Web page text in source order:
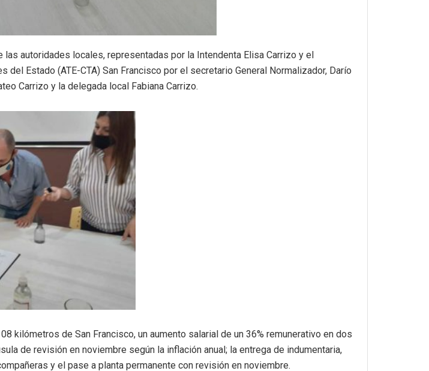
autoridades locales, representadas por la Intendenta Elisa Carrizo y el
Estado (ATE-CTA) San Francisco por el secretario General Normalizador, Darío
Carrizo y la delegada local Fabiana Carrizo.
kilómetros de San Francisco, un aumento salarial de un 36% remunerativo en dos
de revisión en noviembre según la inflación anual; la entrega de indumentaria,
y el pase a planta permanente con revisión en noviembre.